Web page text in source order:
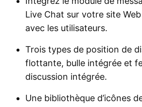
Live Chat sur votre site
avec les utilisateurs.
Trois types de position de
flottante, bulle intégrée et
discussion intégrée.
Une bibliothèque d’icônes